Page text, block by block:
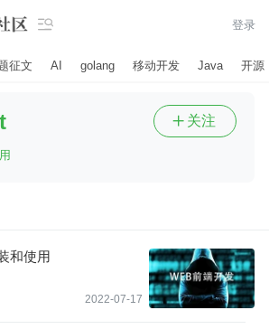
 登录
征文 AI golang 移动开发 Java 开源
 关注
和使用
2022-07-17